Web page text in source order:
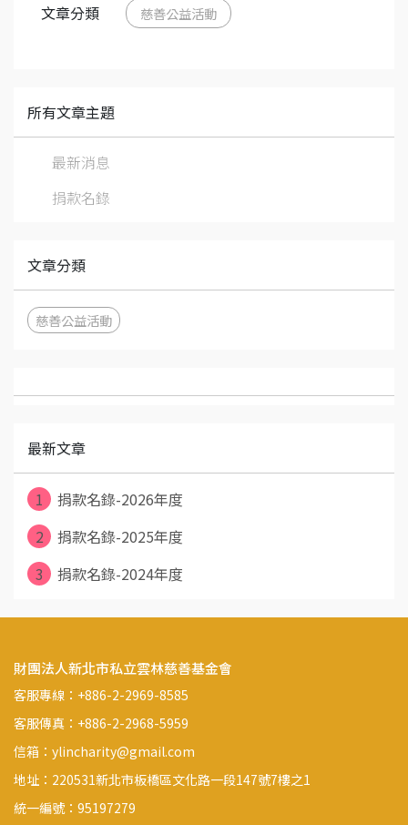
文章分類 慈善公益活動
所有文章主題
最新消息
捐款名錄
文章分類
慈善公益活動
最新文章
1
捐款名錄-2026年度
2
捐款名錄-2025年度
3
捐款名錄-2024年度
財團法人新北市私立雲林慈善基金會
客服專線：+886-2-2969-8585
客服傳真：+886-2-2968-5959
信箱：ylincharity@gmail.com
地址：220531新北市板橋區文化路一段147號7樓之1
統一編號：95197279